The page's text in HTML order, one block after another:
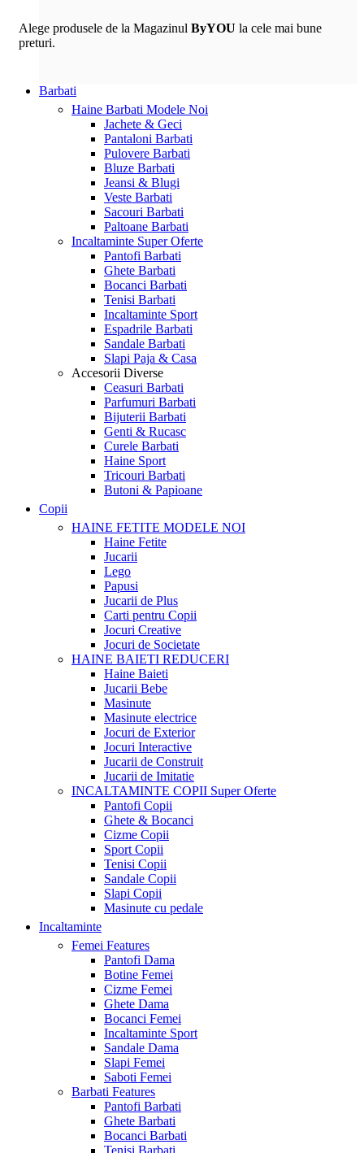
Alege produsele de la Magazinul ByYOU la cele mai bune
preturi.
Barbati
Haine Barbati Modele Noi
Jachete & Geci
Pantaloni Barbati
Pulovere Barbati
Bluze Barbati
Jeansi & Blugi
Veste Barbati
Sacouri Barbati
Paltoane Barbati
Incaltaminte Super Oferte
Pantofi Barbati
Ghete Barbati
Bocanci Barbati
Tenisi Barbati
Incaltaminte Sport
Espadrile Barbati
Sandale Barbati
Slapi Paja & Casa
Accesorii Diverse
Ceasuri Barbati
Parfumuri Barbati
Bijuterii Barbati
Genti & Rucasc
Curele Barbati
Haine Sport
Tricouri Barbati
Butoni & Papioane
Copii
HAINE FETITE MODELE NOI
Haine Fetite
Jucarii
Lego
Papusi
Jucarii de Plus
Carti pentru Copii
Jocuri Creative
Jocuri de Societate
HAINE BAIETI REDUCERI
Haine Baieti
Jucarii Bebe
Masinute
Masinute electrice
Jocuri de Exterior
Jocuri Interactive
Jucarii de Construit
Jucarii de Imitatie
INCALTAMINTE COPII Super Oferte
Pantofi Copii
Ghete & Bocanci
Cizme Copii
Sport Copii
Tenisi Copii
Sandale Copii
Slapi Copii
Masinute cu pedale
Incaltaminte
Femei Features
Pantofi Dama
Botine Femei
Cizme Femei
Ghete Dama
Bocanci Femei
Incaltaminte Sport
Sandale Dama
Slapi Femei
Saboti Femei
Barbati Features
Pantofi Barbati
Ghete Barbati
Bocanci Barbati
Tenisi Barbati